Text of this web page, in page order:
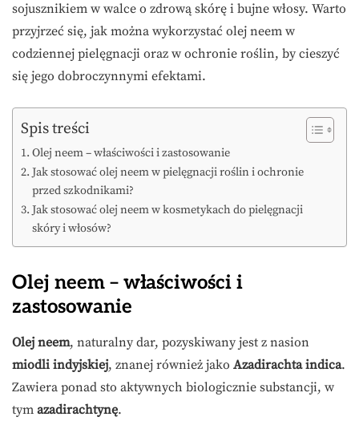
sojusznikiem w walce o zdrową skórę i bujne włosy. Warto
przyjrzeć się, jak można wykorzystać olej neem w
codziennej pielęgnacji oraz w ochronie roślin, by cieszyć
się jego dobroczynnymi efektami.
Spis treści
Olej neem – właściwości i zastosowanie
Jak stosować olej neem w pielęgnacji roślin i ochronie
przed szkodnikami?
Jak stosować olej neem w kosmetykach do pielęgnacji
skóry i włosów?
Olej neem – właściwości i
zastosowanie
Olej neem, naturalny dar, pozyskiwany jest z nasion
miodli indyjskiej, znanej również jako Azadirachta indica.
Zawiera ponad sto aktywnych biologicznie substancji, w
tym azadirachtynę.